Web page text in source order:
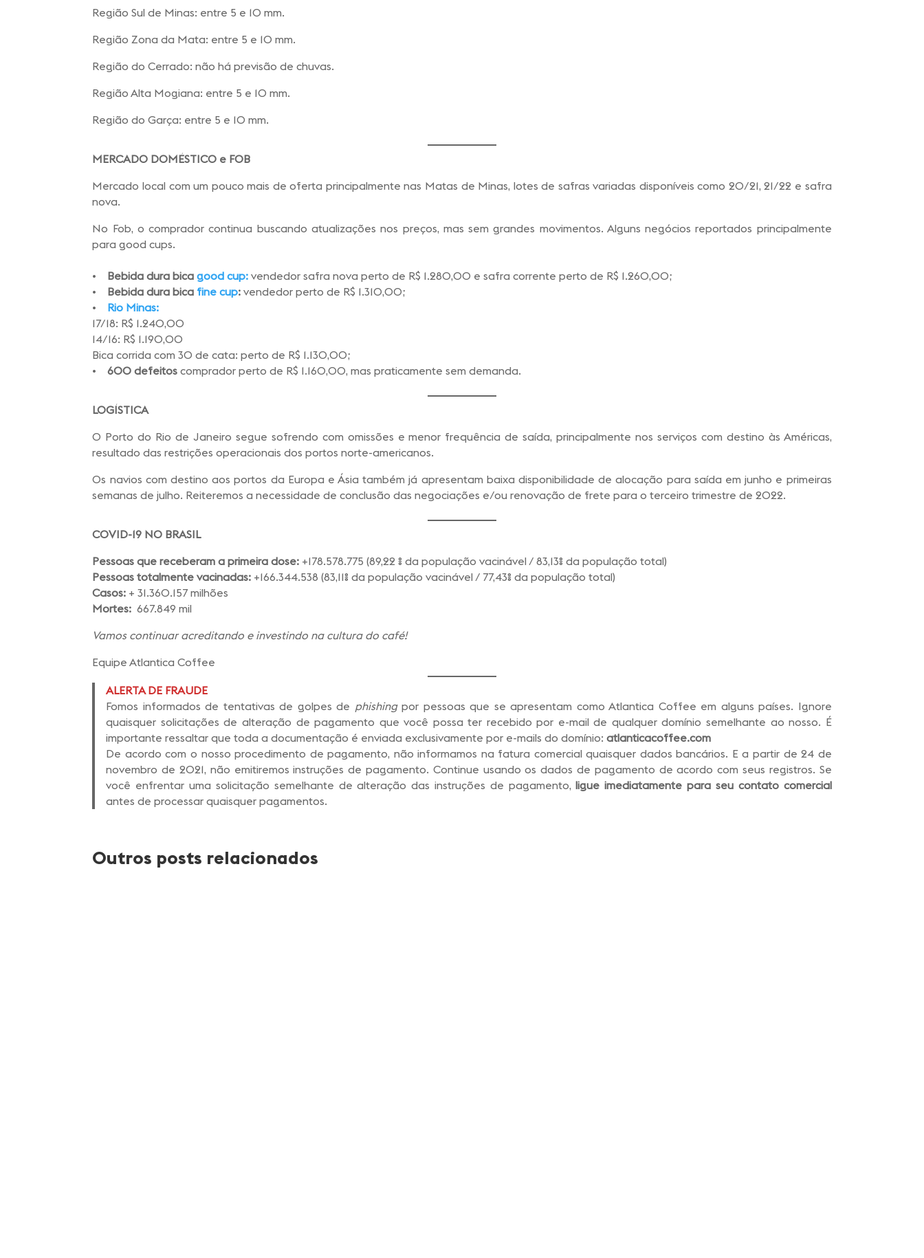
Região Sul de Minas: entre 5 e 10 mm.
Região Zona da Mata: entre 5 e 10 mm.
Região do Cerrado: não há previsão de chuvas.
Região Alta Mogiana: entre 5 e 10 mm.
Região do Garça: entre 5 e 10 mm.
MERCADO DOMÉSTICO e FOB
Mercado local com um pouco mais de oferta principalmente nas Matas de Minas, lotes de safras variadas disponíveis como 20/21, 21/22 e safra
nova.
No Fob, o comprador continua buscando atualizações nos preços, mas sem grandes movimentos. Alguns negócios reportados principalmente
para good cups.
• Bebida dura bica good cup: vendedor safra nova perto de R$ 1.280,00 e safra corrente perto de R$ 1.260,00;
• Bebida dura bica fine cup: vendedor perto de R$ 1.310,00;
•
Rio Minas:
17/18: R$ 1.240,00
14/16: R$ 1.190,00
Bica corrida com 30 de cata: perto de R$ 1.130,00;
•600 defeitos comprador perto de R$ 1.160,00, mas praticamente sem demanda.
LOGÍSTICA
O Porto do Rio de Janeiro segue sofrendo com omissões e menor frequência de saída, principalmente nos serviços com destino às Américas,
resultado das restrições operacionais dos portos norte-americanos.
Os navios com destino aos portos da Europa e Ásia também já apresentam baixa disponibilidade de alocação para saída em junho e primeiras
semanas de julho. Reiteremos a necessidade de conclusão das negociações e/ou renovação de frete para o terceiro trimestre de 2022.
COVID-19 NO BRASIL
Pessoas que receberam a primeira dose: +178.578.775 (89,22 % da população vacinável / 83,13% da população total)
Pessoas totalmente vacinadas: +166.344.538 (83,11% da população vacinável / 77,43% da população total)
Casos: + 31.360.157 milhões
Mortes: 667.849 mil
Vamos continuar acreditando e investindo na cultura do café!
Equipe Atlantica Coffee
ALERTA DE FRAUDE
Fomos informados de tentativas de golpes de phishingpor pessoas que se apresentam como Atlantica Coffee em alguns países. Ignore
quaisquer solicitações de alteração de pagamento que você possa ter recebido por e-mail de qualquer domínio semelhante ao nosso. É
importante ressaltar que toda a documentação é enviada exclusivamente por e-mails do domínio: atlanticacoffee.com
De acordo com o nosso procedimento de pagamento, não informamos na fatura comercial quaisquer dados bancários. E a partir de 24 de
novembro de 2021, não emitiremos instruções de pagamento. Continue usando os dados de pagamento de acordo com seus registros. Se
você enfrentar uma solicitação semelhante de alteração das instruções de pagamento,ligue imediatamente para seu contato comercial
antes de processar quaisquer pagamentos.
Outros posts relacionados